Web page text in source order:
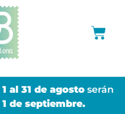
1 al 31 de agostoserán
1 de septiembre.